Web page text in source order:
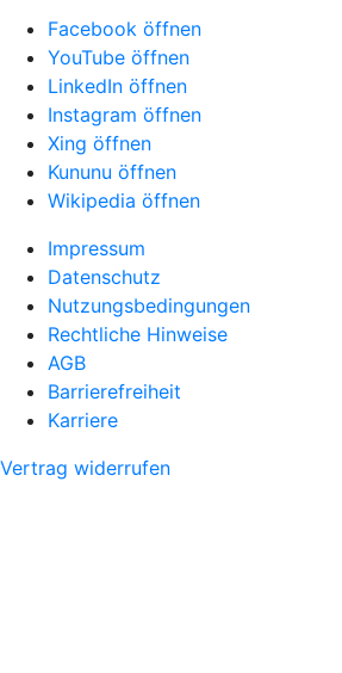
Facebook öffnen
YouTube öffnen
LinkedIn öffnen
Instagram öffnen
Xing öffnen
Kununu öffnen
Wikipedia öffnen
Impressum
Datenschutz
Nutzungsbedingungen
Rechtliche Hinweise
AGB
Barrierefreiheit
Karriere
Vertrag widerrufen